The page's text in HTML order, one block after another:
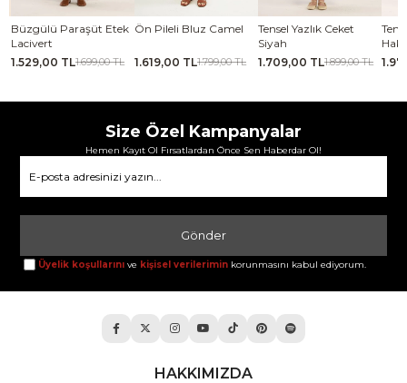
Büzgülü Paraşüt Etek
Lacivert
1.529,00 TL1.699,00 TL
Ön Pileli Bluz Camel
1.619,00 TL1.799,00 TL
Tensel Yazlık Ceket
Siyah
1.709,00 TL1.899,00 TL
Haki
Size Özel Kampanyalar
Hemen Kayıt Ol Fırsatlardan Önce Sen Haberdar Ol!
Gönder
Üyelik koşullarını ve kişisel verilerimin korunmasını kabul ediyorum.
HAKKIMIZDA